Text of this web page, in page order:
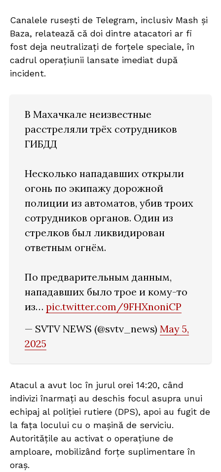
Canalele rusești de Telegram, inclusiv Mash și
Baza, relatează că doi dintre atacatori ar fi
fost deja neutralizați de forțele speciale, în
cadrul operațiunii lansate imediat după
incident.
В Махачкале неизвестные
расстреляли трёх сотрудников
ГИБДД
Несколько нападавших открыли
огонь по экипажу дорожной
полиции из автоматов, убив троих
сотрудников органов. Один из
стрелков был ликвидирован
ответным огнём.
По предварительным данным,
нападавших было трое и кому-то
из… pic.twitter.com/9FHXnoniCP
— SVTV NEWS (@svtv_news) May 5,
2025
Atacul a avut loc în jurul orei 14:20, când
indivizi înarmați au deschis focul asupra unui
echipaj al poliției rutiere (DPS), apoi au fugit de
la fața locului cu o mașină de serviciu.
Autoritățile au activat o operațiune de
amploare, mobilizând forțe suplimentare în
oraș.